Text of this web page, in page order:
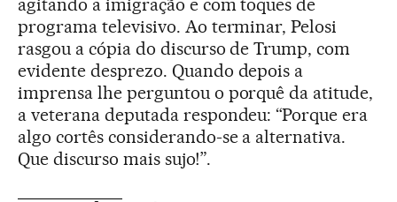
agitando a imigração e com toques de
programa televisivo. Ao terminar, Pelosi
rasgou a cópia do discurso de Trump, com
evidente desprezo. Quando depois a
imprensa lhe perguntou o porquê da atitude,
a veterana deputada respondeu: “Porque era
algo cortês considerando-se a alternativa.
Que discurso mais sujo!”.